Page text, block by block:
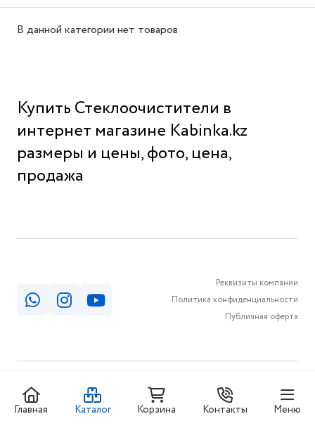
В данной категории нет товаров
Купить Стеклоочистители в
интернет магазине Kabinka.kz
размеры и цены, фото, цена,
продажа
Реквизиты компании
Политика конфиденциальности
Публичная оферта
© КАБИНКА.КЗ 2026
Главная
Каталог Корзина Контакты Меню